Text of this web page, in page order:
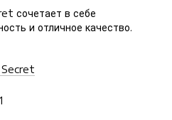
сочетает в себе
и отличное качество.